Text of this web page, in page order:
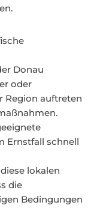
Donau
oder
Region auftreten
Ernstfall schnell
lokalen
die
Bedingungen